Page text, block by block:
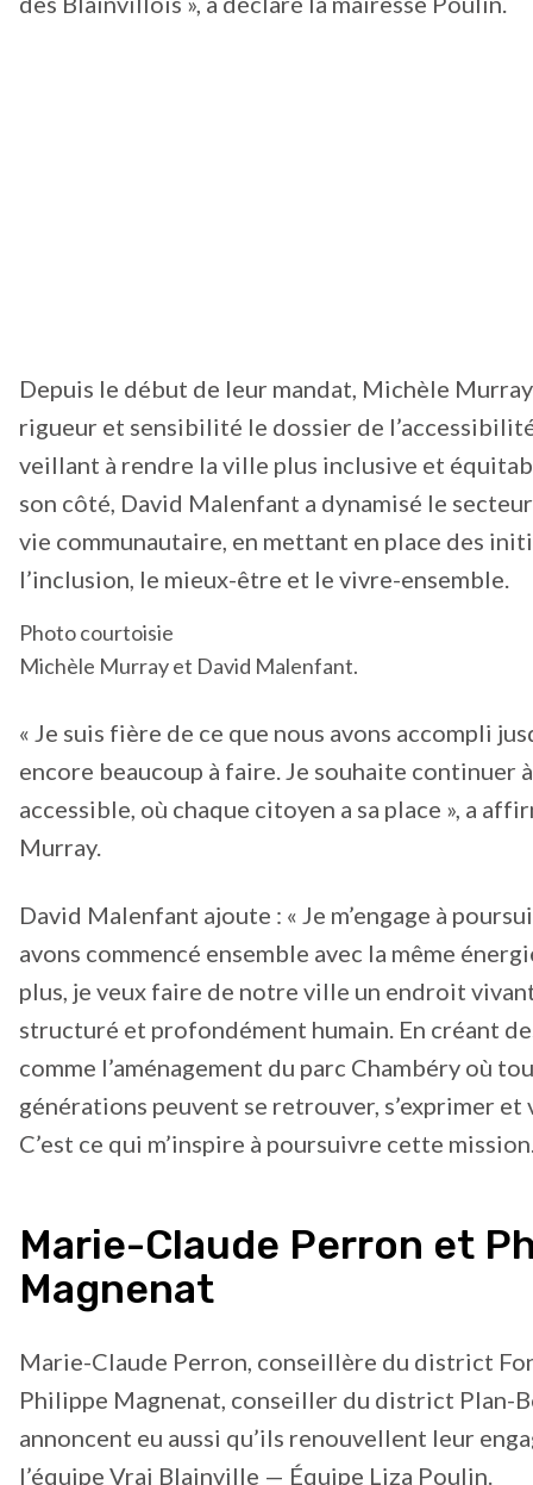
Depuis le début de leur mandat, Michèle
rigueur et sensibilité le dossier de
veillant à rendre la ville plus inclusive et
son côté, David Malenfant a dynamisé le
vie communautaire, en mettant en place des
l’inclusion, le mieux-être et le vivre-ensemble.
Photo courtoisie
Michèle Murray et David Malenfant.
« Je suis fière de ce que nous avons accompli
encore beaucoup à faire. Je souhaite continuer
accessible, où chaque citoyen a sa place », a
Murray.
David Malenfant ajoute : « Je m’engage à
avons commencé ensemble avec la même
plus, je veux faire de notre ville un endroit
structuré et profondément humain. En créant
comme l’aménagement du parc Chambéry où
générations peuvent se retrouver, s’exprimer
C’est ce qui m’inspire à poursuivre cette
Marie-Claude Perron et
Magnenat
Marie-Claude Perron, conseillère du district
Philippe Magnenat, conseiller du district Plan-
annoncent eu aussi qu’ils renouvellent leur
l’équipe Vrai Blainville — Équipe Liza Poulin.